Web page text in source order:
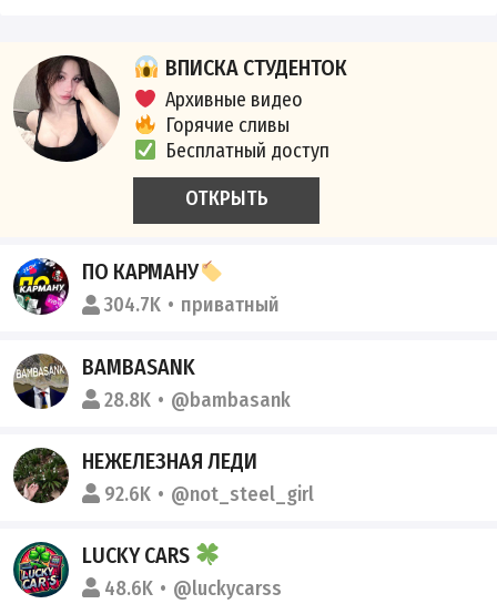
ВПИСКА СТУДЕНТОК
Архивные видео
Горячие сливы
Бесплатный доступ
ОТКРЫТЬ
ПО КАРМАНУ
304.7K приватный
BAMBASANK
28.8K @bambasank
НЕЖЕЛЕЗНАЯ ЛЕДИ
92.6K @not_steel_girl
LUCKY CARS
48.6K @luckycarss